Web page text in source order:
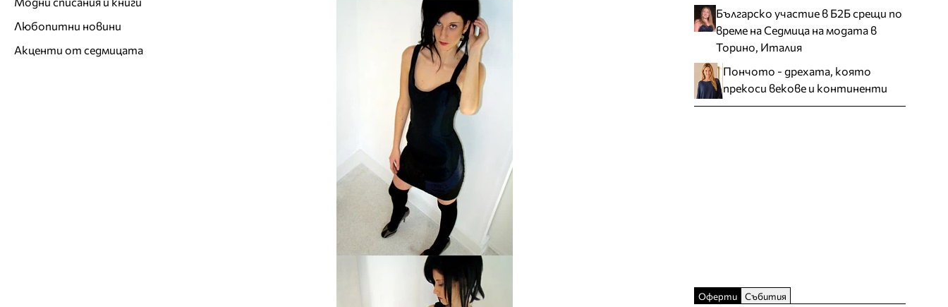
Любопитни новини
Акценти от седмицата
Българско участие в Б2Б срещи по
време на Седмица на модата в
Торино, Италия
Пончото - дрехата, която
прекоси векове и континенти
Оферти Събития